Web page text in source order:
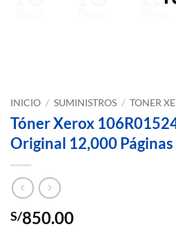
INICIO / SUMINISTROS / TONER
Tóner Xerox
Original 12,000 Páginas
S/850.00